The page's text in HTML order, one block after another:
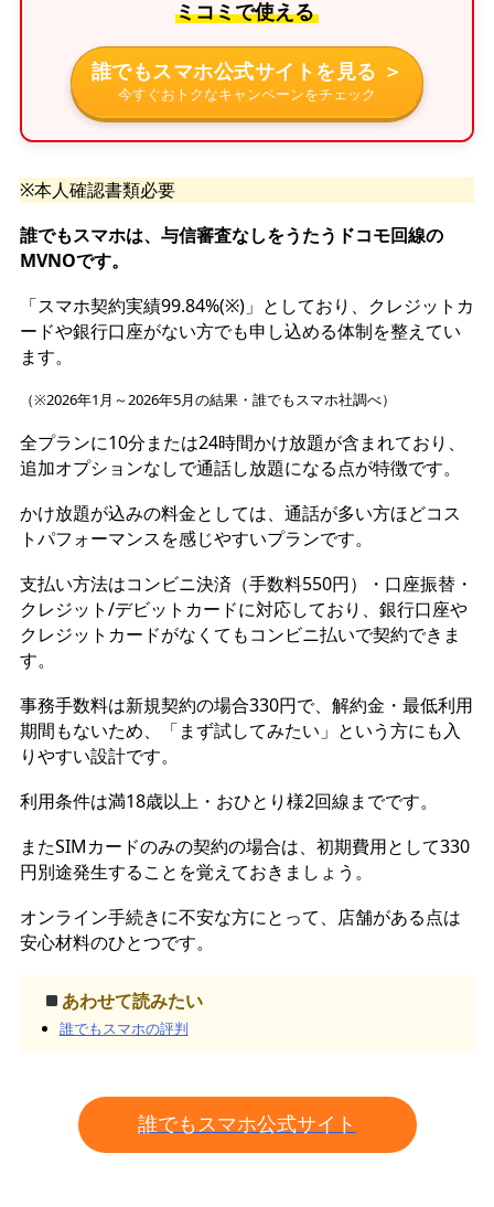
ミコミで使える
誰でもスマホ公式サイトを見る ＞
今すぐおトクなキャンペーンをチェック
※本人確認書類必要
誰でもスマホは、与信審査なしをうたうドコモ回線の
MVNOです。
「スマホ契約実績99.84%(※)」としており、クレジットカ
ードや銀行口座がない方でも申し込める体制を整えてい
ます。
（※2026年1月～2026年5月の結果・誰でもスマホ社調べ）
全プランに10分または24時間かけ放題が含まれており、
追加オプションなしで通話し放題になる点が特徴です。
かけ放題が込みの料金としては、通話が多い方ほどコス
トパフォーマンスを感じやすいプランです。
支払い方法はコンビニ決済（手数料550円）・口座振替・
クレジット/デビットカードに対応しており、銀行口座や
クレジットカードがなくてもコンビニ払いで契約できま
す。
事務手数料は新規契約の場合330円で、解約金・最低利用
期間もないため、「まず試してみたい」という方にも入
りやすい設計です。
利用条件は満18歳以上・おひとり様2回線までです。
またSIMカードのみの契約の場合は、初期費用として330
円別途発生することを覚えておきましょう。
オンライン手続きに不安な方にとって、店舗がある点は
安心材料のひとつです。
あわせて読みたい
誰でもスマホの評判
誰でもスマホ公式サイト